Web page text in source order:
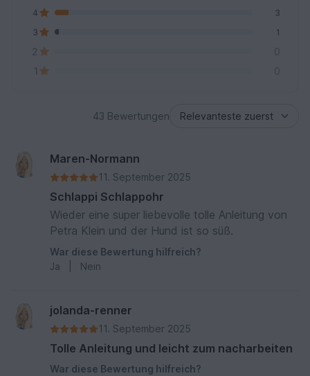
4
3
3
1
2
0
1
0
43 Bewertungen
Maren-Normann
11. September 2025
Schlappi Schlappohr
Wieder eine super liebevolle tolle Anleitung von
Petra Klein und der Hund ist so süß.
War diese Bewertung hilfreich?
Ja
Nein
jolanda-renner
11. September 2025
Tolle Anleitung und leicht zum nacharbeiten
War diese Bewertung hilfreich?